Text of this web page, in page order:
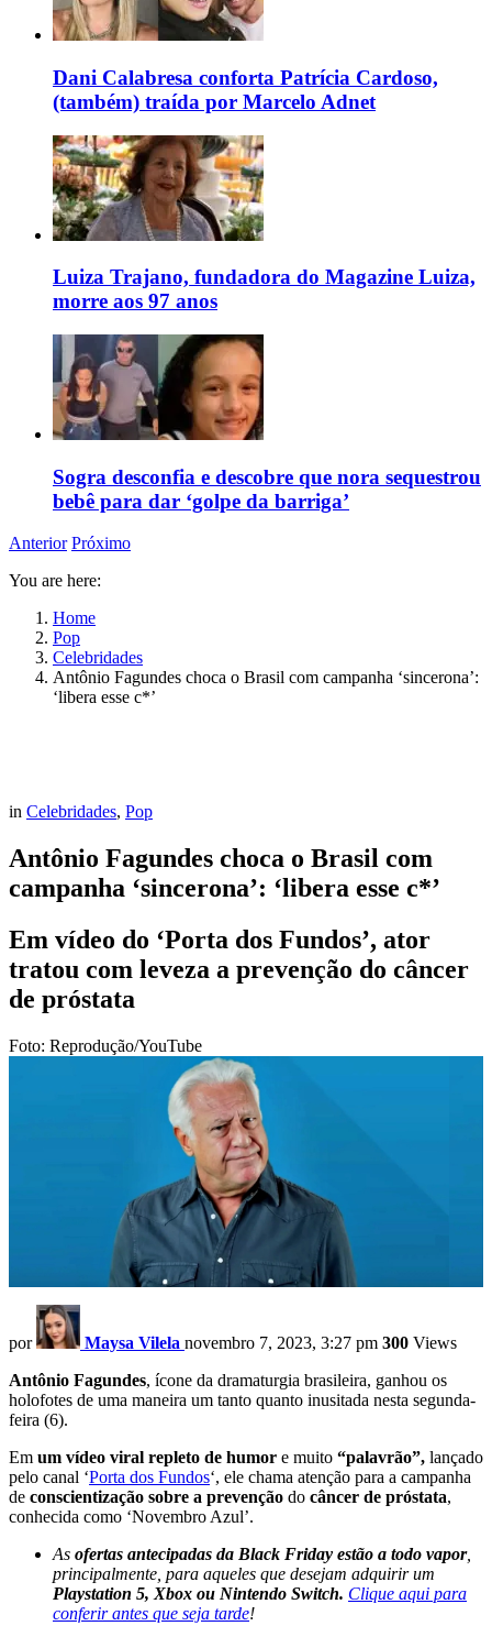
Dani Calabresa conforta Patrícia Cardoso,
(também) traída por Marcelo Adnet
Luiza Trajano, fundadora do Magazine Luiza,
morre aos 97 anos
Sogra desconfia e descobre que nora sequestrou
bebê para dar ‘golpe da barriga’
Anterior Próximo
You are here:
Home
Pop
Celebridades
Antônio Fagundes choca o Brasil com campanha ‘sincerona’:
‘libera esse c*’
in Celebridades, Pop
Antônio Fagundes choca o Brasil com
campanha ‘sincerona’: ‘libera esse c*’
Em vídeo do ‘Porta dos Fundos’, ator
tratou com leveza a prevenção do câncer
de próstata
Foto: Reprodução/YouTube
por Maysa Vilela novembro 7, 2023, 3:27 pm 300 Views
Antônio Fagundes, ícone da dramaturgia brasileira, ganhou os
holofotes de uma maneira um tanto quanto inusitada nesta segunda-
feira (6).
Em um vídeo viral repleto de humor e muito “palavrão”, lançado
pelo canal ‘Porta dos Fundos‘, ele chama atenção para a campanha
de conscientização sobre a prevenção do câncer de próstata,
conhecida como ‘Novembro Azul’.
As ofertas antecipadas da Black Friday estão a todo vapor,
principalmente, para aqueles que desejam adquirir um
Playstation 5, Xbox ou Nintendo Switch. Clique aqui para
conferir antes que seja tarde!